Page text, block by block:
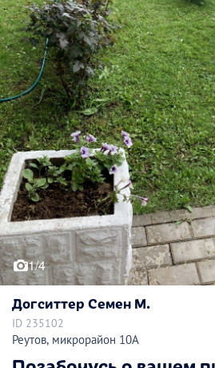
1/4
Догситтер Семен М.
ID 235102
Реутов, микрорайон 10А